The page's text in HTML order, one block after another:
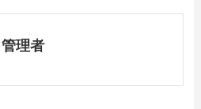
管理者